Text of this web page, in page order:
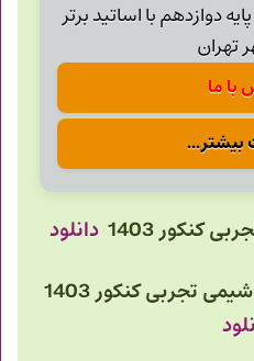
دوازدهم با اساتید برتر
تهران
با ما
بیشتر...
1403
دانلود
تجربی کنکور 1403